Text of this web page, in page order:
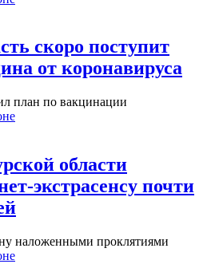
скоро поступит
от коронавируса
план по вакцинации
области
экстрасенсу почти
наложенными проклятиями